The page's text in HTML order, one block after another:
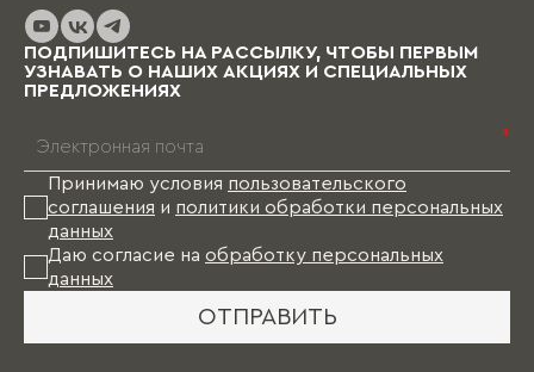
ПОДПИШИТЕСЬ НА РАССЫЛКУ, ЧТОБЫ ПЕРВЫМ
УЗНАВАТЬ О НАШИХ АКЦИЯХ И СПЕЦИАЛЬНЫХ
ПРЕДЛОЖЕНИЯХ
*
Принимаю условия пользовательского
соглашения и политики обработки персональных
данных
Даю согласие на обработку персональных
данных
ОТПРАВИТЬ